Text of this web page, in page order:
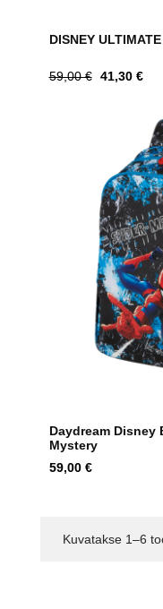
DISNEY
Tavahind
59,00 € Hind
41,30 €
Daydream Disney
Mystery
Hind
59,00 €
Kuvatakse 1–6